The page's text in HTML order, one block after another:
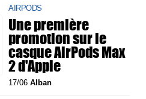
AIRPODS
Une première
promotion sur le
casque AirPods Max
2 d'Apple
17/06Alban